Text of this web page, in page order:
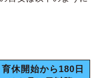
育休開始から180日